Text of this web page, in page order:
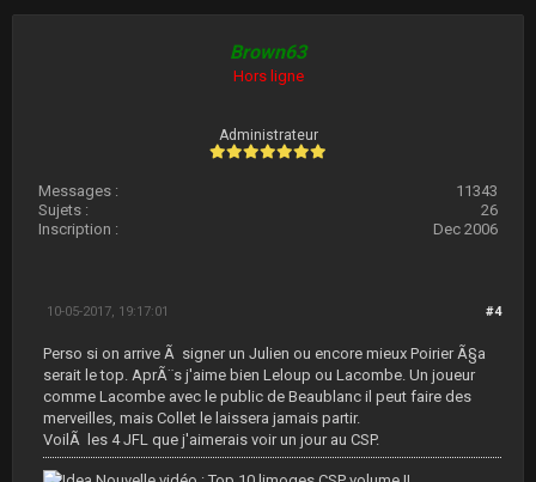
Brown63
Hors ligne
Administrateur
Messages :
11343
Sujets :
26
Inscription :
Dec 2006
#4
10-05-2017, 19:17:01
Perso si on arrive Ã signer un Julien ou encore mieux Poirier Ã§a
serait le top. AprÃ¨s j'aime bien Leloup ou Lacombe. Un joueur
comme Lacombe avec le public de Beaublanc il peut faire des
merveilles, mais Collet le laissera jamais partir.
VoilÃ les 4 JFL que j'aimerais voir un jour au CSP.